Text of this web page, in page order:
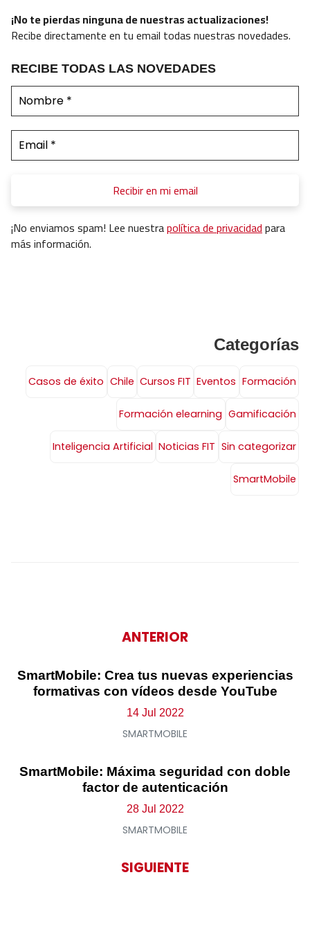
¡No te pierdas ninguna de nuestras actualizaciones!
Recibe directamente en tu email todas nuestras novedades.
RECIBE TODAS LAS NOVEDADES
¡No enviamos spam! Lee nuestrapolítica de privacidadpara
más información.
Categorías
Casos de éxito Chile Cursos FIT Eventos Formación
Formación elearning Gamificación
Inteligencia Artificial Noticias FIT Sin categorizar
SmartMobile
ANTERIOR
SmartMobile: Crea tus nuevas experiencias
formativas con vídeos desde YouTube
14 Jul 2022
SMARTMOBILE
SmartMobile: Máxima seguridad con doble
factor de autenticación
28 Jul 2022
SMARTMOBILE
SIGUIENTE